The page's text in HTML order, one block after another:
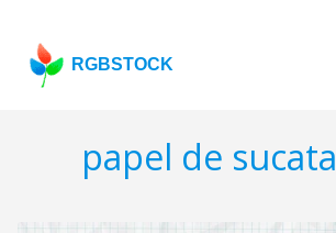
RGBSTOCK
papel de sucata